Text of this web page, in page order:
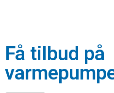
Få tilbud på